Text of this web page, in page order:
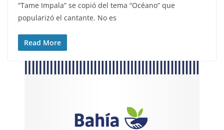
“Tame Impala” se copió del tema “Océano” que
popularizó el cantante. No es
Read More